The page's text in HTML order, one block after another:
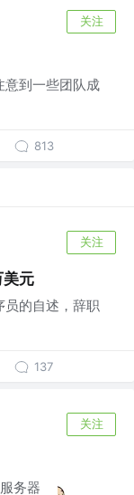
关注
意到一些团队成
813
关注
元
员的自述，辞职
137
关注
务器